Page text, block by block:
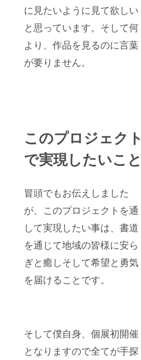
に見たいように見て欲しい
と思っています。そして何
より、作品を見るのに言葉
が要りません。
このプロジェクト
で実現したいこと
冒頭でもお伝えしました
が、このプロジェクトを通
して実現したい事は、書道
を通じて地域の皆様に安ら
ぎと癒しそして希望と勇気
を届けることです。
そして僕自身、個展初開催
となりますので全てが手探